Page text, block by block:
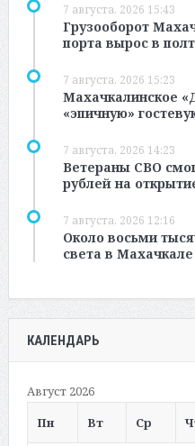
7 августа, 2026 15:43
Грузооборот
порта вырос в
7 августа, 2026 15:23
Махачкалинское
«эпичную»
7 августа, 2026 14:23
Ветераны СВО
рублей на
7 августа, 2026 12:16
Около восьми
света в Махачкале
КАЛЕНДАРЬ
Август 2026
Пн
Вт Ср